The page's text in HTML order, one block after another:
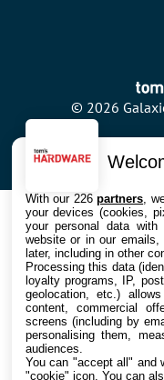
© 2026
With our 226partners ,
your devices (cookies,
your personal data
website or in our
later, including in other
Processing this data
loyalty programs, IP,
geolocation, etc.)
content, commercial
screens (including by
personalising them,
audiences.
You can "accept all" and
"cookie" icon. You can